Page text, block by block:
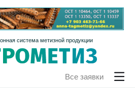
система метизной продукции
Все заявки